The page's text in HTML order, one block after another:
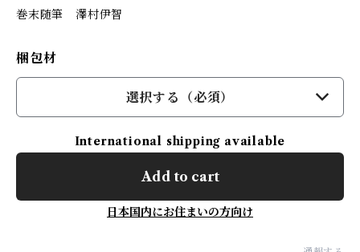
巻末随筆 澤村伊智
梱包材
選択する（必須）
International shipping available
Add to cart
日本国内にお住まいの方向け